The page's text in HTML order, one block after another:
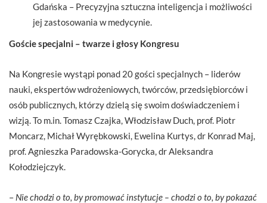
Gdańska – Precyzyjna sztuczna inteligencja i możliwości
jej zastosowania w medycynie.
Goście specjalni – twarze i głosy Kongresu
Na Kongresie wystąpi ponad 20 gości specjalnych – liderów
nauki, ekspertów wdrożeniowych, twórców, przedsiębiorców i
osób publicznych, którzy dzielą się swoim doświadczeniem i
wizją. To m.in. Tomasz Czajka, Włodzisław Duch, prof. Piotr
Moncarz, Michał Wyrębkowski, Ewelina Kurtys, dr Konrad Maj,
prof. Agnieszka Paradowska-Gorycka, dr Aleksandra
Kołodziejczyk.
– Nie chodzi o to, by promować instytucje – chodzi o to, by pokazać